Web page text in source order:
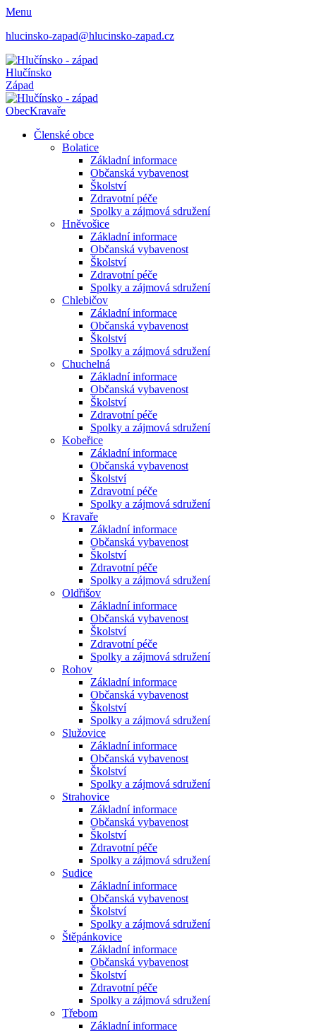
Menu
hlucinsko-zapad@hlucinsko-zapad.cz
Hlučínsko
Západ
ObecKravaře
Členské obce
Bolatice
Základní informace
Občanská vybavenost
Školství
Zdravotní péče
Spolky a zájmová sdružení
Hněvošice
Základní informace
Občanská vybavenost
Školství
Zdravotní péče
Spolky a zájmová sdružení
Chlebičov
Základní informace
Občanská vybavenost
Školství
Spolky a zájmová sdružení
Chuchelná
Základní informace
Občanská vybavenost
Školství
Zdravotní péče
Spolky a zájmová sdružení
Kobeřice
Základní informace
Občanská vybavenost
Školství
Zdravotní péče
Spolky a zájmová sdružení
Kravaře
Základní informace
Občanská vybavenost
Školství
Zdravotní péče
Spolky a zájmová sdružení
Oldřišov
Základní informace
Občanská vybavenost
Školství
Zdravotní péče
Spolky a zájmová sdružení
Rohov
Základní informace
Občanská vybavenost
Školství
Spolky a zájmová sdružení
Služovice
Základní informace
Občanská vybavenost
Školství
Spolky a zájmová sdružení
Strahovice
Základní informace
Občanská vybavenost
Školství
Zdravotní péče
Spolky a zájmová sdružení
Sudice
Základní informace
Občanská vybavenost
Školství
Spolky a zájmová sdružení
Štěpánkovice
Základní informace
Občanská vybavenost
Školství
Zdravotní péče
Spolky a zájmová sdružení
Třebom
Základní informace